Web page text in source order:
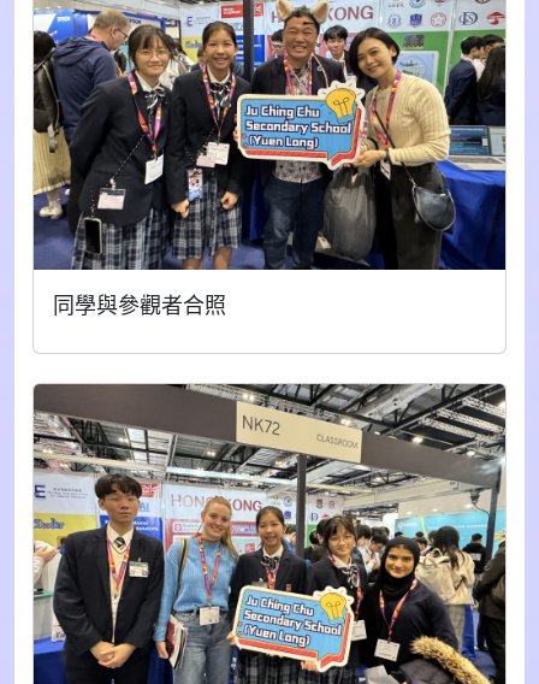
同學與參觀者合照